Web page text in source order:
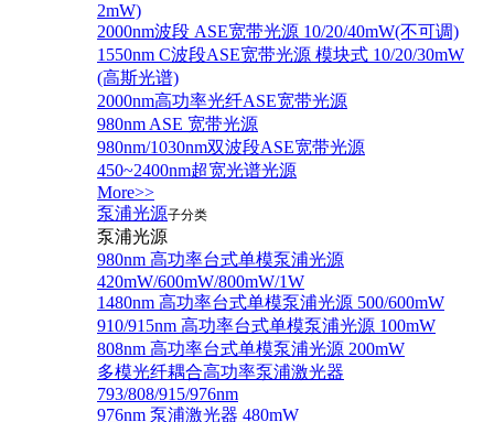
2mW)
2000nm波段 ASE宽带光源 10/20/40mW(不可调)
1550nm C波段ASE宽带光源 模块式 10/20/30mW
(高斯光谱)
2000nm高功率光纤ASE宽带光源
980nm ASE 宽带光源
980nm/1030nm双波段ASE宽带光源
450~2400nm超宽光谱光源
More>>
泵浦光源子分类
泵浦光源
980nm 高功率台式单模泵浦光源
420mW/600mW/800mW/1W
1480nm 高功率台式单模泵浦光源 500/600mW
910/915nm 高功率台式单模泵浦光源 100mW
808nm 高功率台式单模泵浦光源 200mW
多模光纤耦合高功率泵浦激光器
793/808/915/976nm
976nm 泵浦激光器 480mW